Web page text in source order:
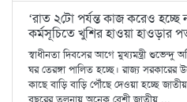
‘রাত ২টো পর্যন্ত কাজ করেও হচ্ছে
কর্মসূচিতে খুশির হাওয়া হাওড়ার
স্বাধীনতা দিবসের আগে মুখ্যমন্ত্রী শুভেন্দু
ঘর তেরঙ্গা পালিত হচ্ছে। রাজ্য
কাছে বাড়ি বাড়ি পৌঁছে দেওয়া হচ্ছে
বছরের তুলনায় অনেক বেশী জাতীয় ...